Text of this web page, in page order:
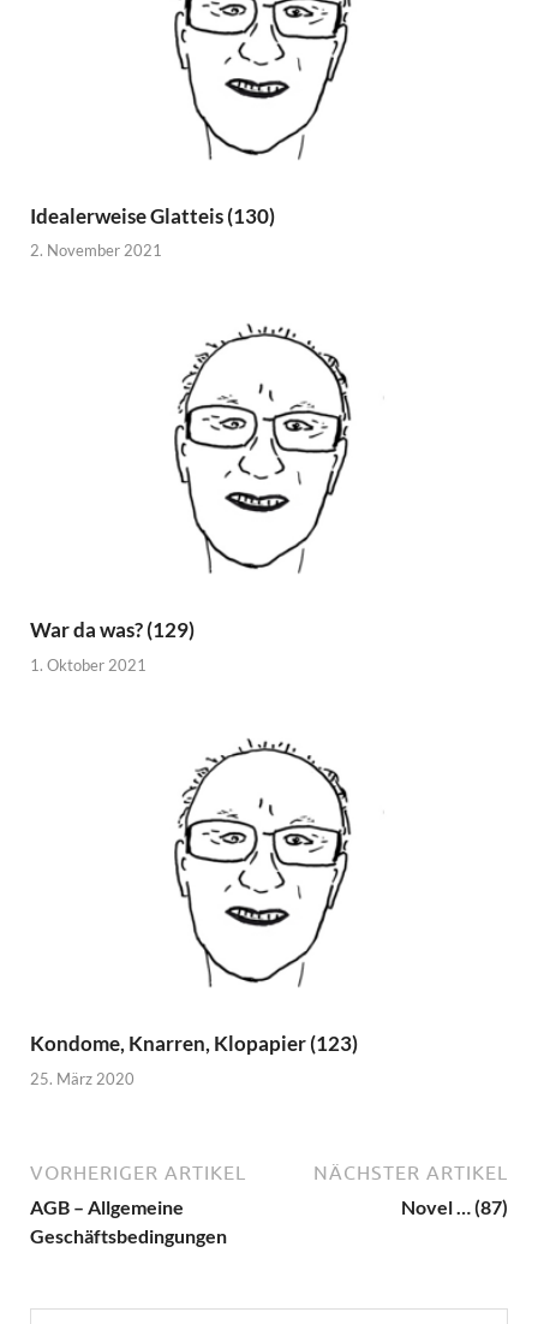
Idealerweise Glatteis (130)
2. November 2021
War da was? (129)
1. Oktober 2021
Kondome, Knarren, Klopapier (123)
25. März 2020
VORHERIGER ARTIKEL
AGB – Allgemeine
Geschäftsbedingungen
NÄCHSTER ARTIKEL
Novel … (87)